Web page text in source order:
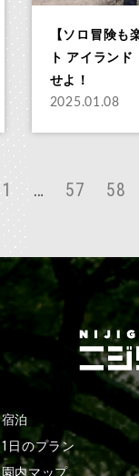
【ソロ冒険も
ト アイラン
せよ！
2025.01.08
1 … 57 58
宿泊
1日のプラン
園内マップ